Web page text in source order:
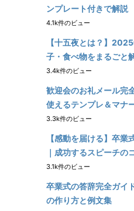
ンプレート付きで解説
4.1k件のビュー
【十五夜とは？】
子・食べ物をまるごと
3.4k件のビュー
歓迎会のお礼メール完
使えるテンプレ＆マナ
3.3k件のビュー
【感動を届ける】卒
｜成功するスピーチの
3.1k件のビュー
卒業式の答辞完全ガイ
の作り方と例文集